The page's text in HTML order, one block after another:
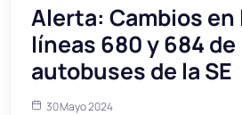
Alerta: Cambios en
líneas 680 y 684 de
autobuses de la SE
30 Mayo 2024